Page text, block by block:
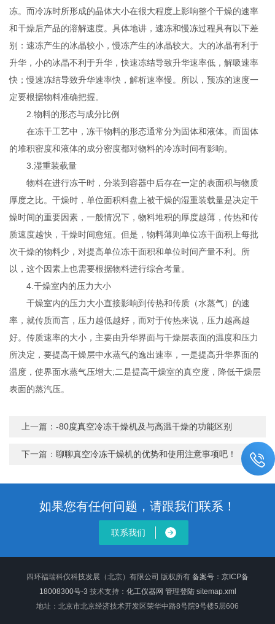
冻。而冷冻时所形成的晶体大小在很大程度上影响整个干燥的速率
和干燥后产品的溶解速度。具体地讲，速冻和慢冻过程具有以下差
别：速冻产生的冰晶较小，慢冻产生的冰晶较大。大的冰晶有利于
升华，小的冰晶不利于升华，快速冻结导致升华速率低，解吸速率
快；慢速冻结导致升华速率快，解析速率慢。所以，预冻的速度一
定要根据物料准确把握。
2.物料的形态与成分比例
在冻干工艺中，冻干物料的形态通常分为固体和液体。而固体
的堆积密度和液体的成分密度都对物料的冷冻时间有影响。
3.湿重装载量
物料在进行冻干时，分装到容器中后存在一定的表面积与物质
厚度之比。干燥时，单位面积料盘上被干燥的湿重装载量是决定干
燥时间的重要因素，一般情况下，物料堆积的厚度越薄，传热和传
质速度越快，干燥时间愈短。但是，物料薄则单位冻干面积上每批
次干燥的物料少，对提高单位冻干面积和单位时间产量不利。所
以，这个因素上也需要根据物料进行综合考量。
4.干燥室内的压力大小
干燥室内的压力大小直接影响到传热和传质（水蒸气）的速
率，就传质而言，压力越低越好，而对于传热来说，压力越高越
好。传质速率的大小，主要由升华界面与干燥层表面的温度和压力
所决定，要提高干燥层中水蒸气的逸出速率，一是提高升华界面的
温度，使界面水蒸气压增大;二是提高干燥室的真空度，降低干燥层
表面的蒸汽压。
上一篇：-80度真空冷冻干燥机及与高温干燥的功能区别
下一篇：聊聊真空冷冻干燥机的优势和使用注意事项吧！
如果您有任何问题，请跟我们联系！
联系我们
四环福瑞科仪科技发展（北京）有限公司 版权所有 备案号：京ICP备
18008300号-3 技术支持： 化工仪器网 管理登陆 sitemap.xml
地址：北京市北京经济技术开发区荣华中路8号院9号楼5层606